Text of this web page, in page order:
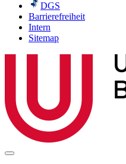
DGS
Barrierefreiheit
Intern
Sitemap